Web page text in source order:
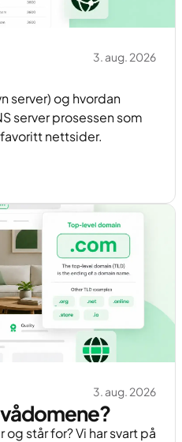
3. aug. 2026
server) og hvordan
server prosessen som
nettsider.
3. aug. 2026
og står for? Vi har svart på